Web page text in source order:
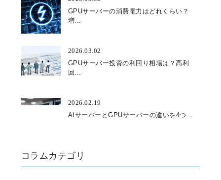
GPUサーバーの消費電力はどれくらい？
増...
2026.03.02
GPUサーバー投資の利回り相場は？高利
回...
2026.02.19
AIサーバーとGPUサーバーの違いを4つ...
コラムカテゴリ